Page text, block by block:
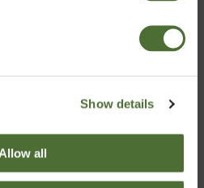
Show details
Allow all